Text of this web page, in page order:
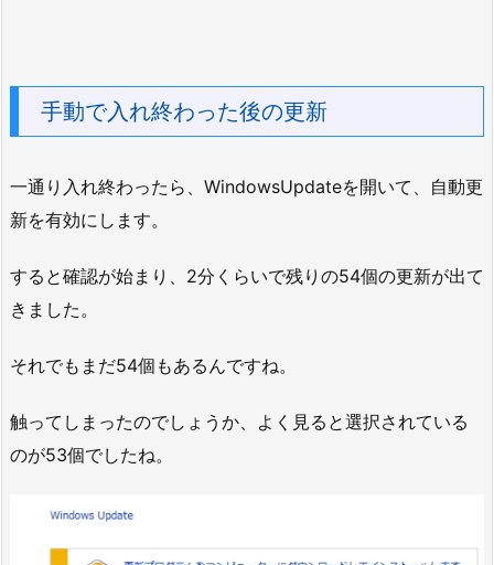
手動で入れ終わった後の更新
一通り入れ終わったら、WindowsUpdateを開いて、自動更
新を有効にします。
すると確認が始まり、2分くらいで残りの54個の更新が出て
きました。
それでもまだ54個もあるんですね。
触ってしまったのでしょうか、よく見ると選択されている
のが53個でしたね。